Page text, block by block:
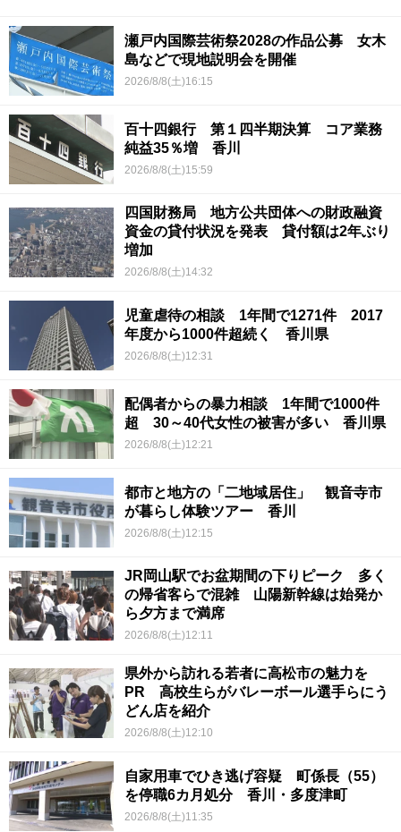
瀬戸内国際芸術祭2028の作品公募 女木
島などで現地説明会を開催
2026/8/8(土)16:15
百十四銀行 第１四半期決算 コア業務
純益35％増 香川
2026/8/8(土)15:59
四国財務局 地方公共団体への財政融資
資金の貸付状況を発表 貸付額は2年ぶり
増加
2026/8/8(土)14:32
児童虐待の相談 1年間で1271件 2017
年度から1000件超続く 香川県
2026/8/8(土)12:31
配偶者からの暴力相談 1年間で1000件
超 30～40代女性の被害が多い 香川県
2026/8/8(土)12:21
都市と地方の「二地域居住」 観音寺市
が暮らし体験ツアー 香川
2026/8/8(土)12:15
JR岡山駅でお盆期間の下りピーク 多く
の帰省客らで混雑 山陽新幹線は始発か
ら夕方まで満席
2026/8/8(土)12:11
県外から訪れる若者に高松市の魅力を
PR 高校生らがバレーボール選手らにう
どん店を紹介
2026/8/8(土)12:10
自家用車でひき逃げ容疑 町係長（55）
を停職6カ月処分 香川・多度津町
2026/8/8(土)11:35